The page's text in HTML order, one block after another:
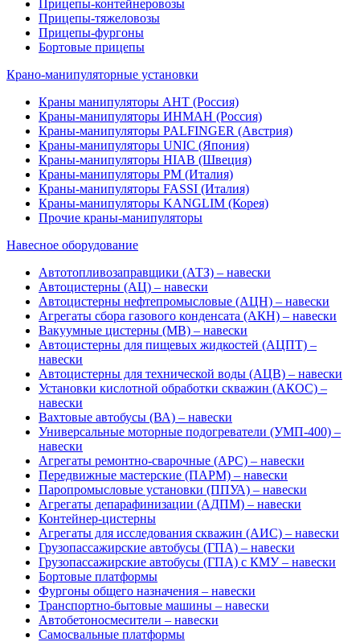
Прицепы-контейнеровозы
Прицепы-тяжеловозы
Прицепы-фургоны
Бортовые прицепы
Крано-манипуляторные установки
Краны манипуляторы АНТ (Россия)
Краны-манипуляторы ИНМАН (Россия)
Краны-манипуляторы PALFINGER (Австрия)
Краны-манипуляторы UNIC (Япония)
Краны-манипуляторы HIAB (Швеция)
Краны-манипуляторы PM (Италия)
Краны-манипуляторы FASSI (Италия)
Краны-манипуляторы KANGLIM (Корея)
Прочие краны-манипуляторы
Навесное оборудование
Автотопливозаправщики (АТЗ) – навески
Автоцистерны (АЦ) – навески
Автоцистерны нефтепромысловые (АЦН) – навески
Агрегаты сбора газового конденсата (АКН) – навески
Вакуумные цистерны (МВ) – навески
Автоцистерны для пищевых жидкостей (АЦПТ) –
навески
Автоцистерны для технической воды (АЦВ) – навески
Установки кислотной обработки скважин (АКОС) –
навески
Вахтовые автобусы (ВА) – навески
Универсальные моторные подогреватели (УМП-400) –
навески
Агрегаты ремонтно-сварочные (АРС) – навески
Передвижные мастерские (ПАРМ) – навески
Паропромысловые установки (ППУА) – навески
Агрегаты депарафинизации (АДПМ) – навески
Контейнер-цистерны
Агрегаты для исследования скважин (АИС) – навески
Грузопассажирские автобусы (ГПА) – навески
Грузопассажирские автобусы (ГПА) с КМУ – навески
Бортовые платформы
Фургоны общего назначения – навески
Транспортно-бытовые машины – навески
Автобетоносмесители – навески
Самосвальные платформы